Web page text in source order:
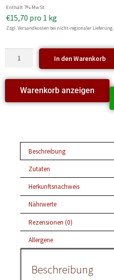
Enthält 7% MwSt.
€15,70 pro 1 kg
Zzgl. Versandkosten bei nicht-regionaler Lieferung.
In den Warenkorb
Warenkorb anzeigen
Beschreibung
Zutaten
Herkunftsnachweis
Nährwerte
Rezensionen (0)
Allergene
Beschreibung